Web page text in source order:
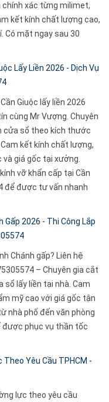
chính xác từng milimet,
kết kính chất lượng cao,
Có mặt ngay sau 30
Lấy Liền 2026 - Dịch Vụ
Giuộc lấy liền 2026
cùng Mr Vượng. Chuyên
cửa sổ theo kích thước
kết kính chất lượng,
giá gốc tại xưởng.
vỡ khẩn cấp tại Cần
để được tư vấn nhanh
Gấp 2026 - Thi Công Lắp
Chánh gấp? Liên hệ
– Chuyên gia cắt
sổ lấy liền tại nhà. Cam
mỹ cao với giá gốc tận
nhà phố đến văn phòng
được phục vụ thần tốc
Theo Yêu Cầu TPHCM -
lực theo yêu cầu